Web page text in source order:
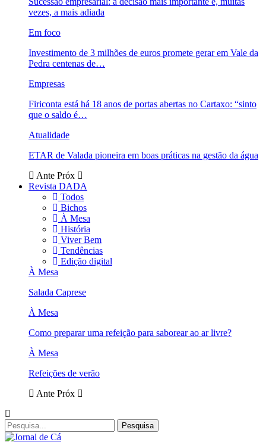
vezes, a mais adiada
Em foco
Investimento de 3 milhões de euros promete gerar em Vale da
Pedra centenas de…
Empresas
Firiconta está há 18 anos de portas abertas no Cartaxo: “sinto
que o saldo é…
Atualidade
ETAR de Valada pioneira em boas práticas na gestão da água
Ante Próx
Revista DADA
Todos
Bichos
À Mesa
História
Viver Bem
Tendências
Edição digital
À Mesa
Salada Caprese
À Mesa
Como preparar uma refeição para saborear ao ar livre?
À Mesa
Refeições de verão
Ante Próx